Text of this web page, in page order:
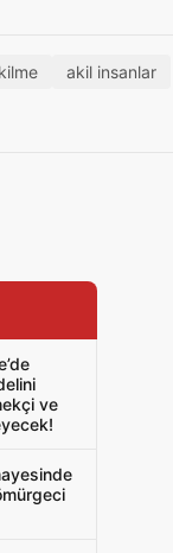
akil insanlar
ve